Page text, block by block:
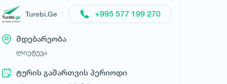
Turebi.Ge +995 577 199 270
მდებარეობა
ლიეტუვა
ტურის გამართვის პერიოდი